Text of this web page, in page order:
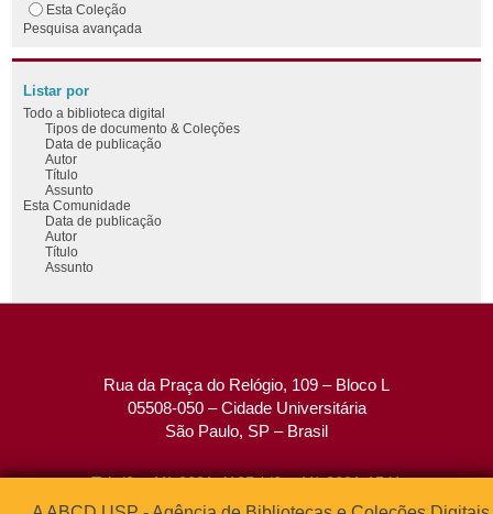
Esta Coleção
Pesquisa avançada
Listar por
Todo a biblioteca digital
Tipos de documento & Coleções
Data de publicação
Autor
Título
Assunto
Esta Comunidade
Data de publicação
Autor
Título
Assunto
Rua da Praça do Relógio, 109 – Bloco L
05508-050 – Cidade Universitária
São Paulo, SP – Brasil
Tel: (0xx11) 3091-4195 / (0xx11) 3091-1541
Fax: (0xx11) 3091-1567